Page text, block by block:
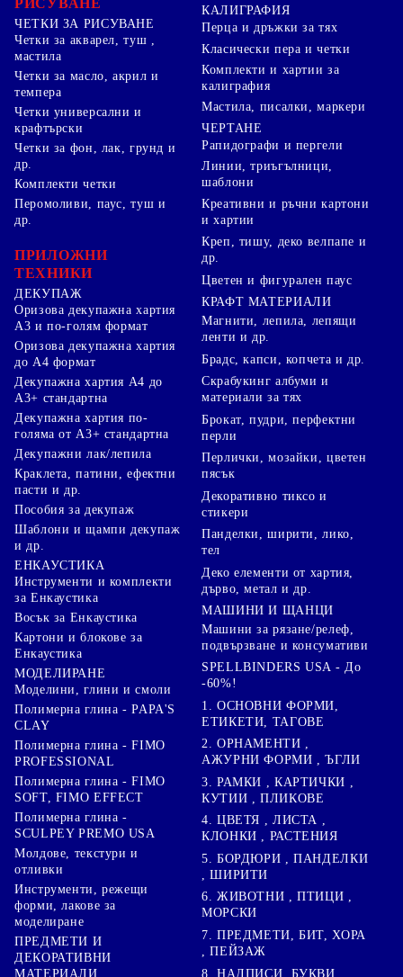
ЧЕТКИ ЗА РИСУВАНЕ
Четки за акварел, туш ,
мастила
Четки за масло, акрил и
темпера
Четки универсални и
крафтърски
Четки за фон, лак, грунд и
др.
Комплекти четки
КАЛИГРАФИЯ
Перца и дръжки за тях
Класически пера и четки
Комплекти и хартии за
калиграфия
Мастила, писалки, маркери
ЧЕРТАНЕ
Рапидографи и пергели
Линии, триъгълници,
шаблони
Перомоливи, паус, туш и
др.
ПРИЛОЖНИ
ТЕХНИКИ
ДЕКУПАЖ
Оризова декупажна хартия
А3 и по-голям формат
Оризова декупажна хартия
до А4 формат
Декупажна хартия А4 до
А3+ стандартна
Декупажна хартия по-
голяма от А3+ стандартна
Декупажни лак/лепила
Краклета, патини, ефектни
пасти и др.
Пособия за декупаж
Шаблони и щампи декупаж
и др.
ЕНКАУСТИКА
Инструменти и комплекти
за Енкаустика
Восък за Енкаустика
Картони и блокове за
Енкаустика
МОДЕЛИРАНЕ
Моделини, глини и смоли
Полимерна глина - PAPA'S
CLAY
Полимерна глина - FIMO
PROFESSIONAL
Полимерна глина - FIMO
SOFT, FIMO EFFECT
Полимерна глина -
SCULPEY PREMO USA
Молдове, текстури и
отливки
Инструменти, режещи
форми, лакове за
моделиране
ПРЕДМЕТИ И
ДЕКОРАТИВНИ
МАТЕРИАЛИ
Креативни и ръчни картони
и хартии
Креп, тишу, деко велпапе и
др.
Цветен и фигурален паус
КРАФТ МАТЕРИАЛИ
Магнити, лепила, лепящи
ленти и др.
Брадс, капси, копчета и др.
Скрабукинг албуми и
материали за тях
Брокат, пудри, перфектни
перли
Перлички, мозайки, цветен
пясък
Декоративно тиксо и
стикери
Панделки, ширити, лико,
тел
Деко елементи от хартия,
дърво, метал и др.
МАШИНИ И ЩАНЦИ
Машини за рязане/релеф,
подвързване и консумативи
SPELLBINDERS USA - До
-60%!
1. ОСНОВНИ ФОРМИ,
ЕТИКЕТИ, ТАГОВЕ
2. ОРНАМЕНТИ ,
АЖУРНИ ФОРМИ , ЪГЛИ
3. РАМКИ , КАРТИЧКИ ,
КУТИИ , ПЛИКОВЕ
4. ЦВЕТЯ , ЛИСТА ,
КЛОНКИ , РАСТЕНИЯ
5. БОРДЮРИ , ПАНДЕЛКИ
, ШИРИТИ
6. ЖИВОТНИ , ПТИЦИ ,
МОРСКИ
7. ПРЕДМЕТИ, БИТ, ХОРА
, ПЕЙЗАЖ
8. НАДПИСИ, БУКВИ,